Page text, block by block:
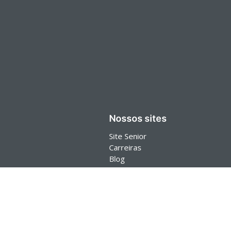
Nossos sites
Site Senior
Carreiras
Blog
Senior Store